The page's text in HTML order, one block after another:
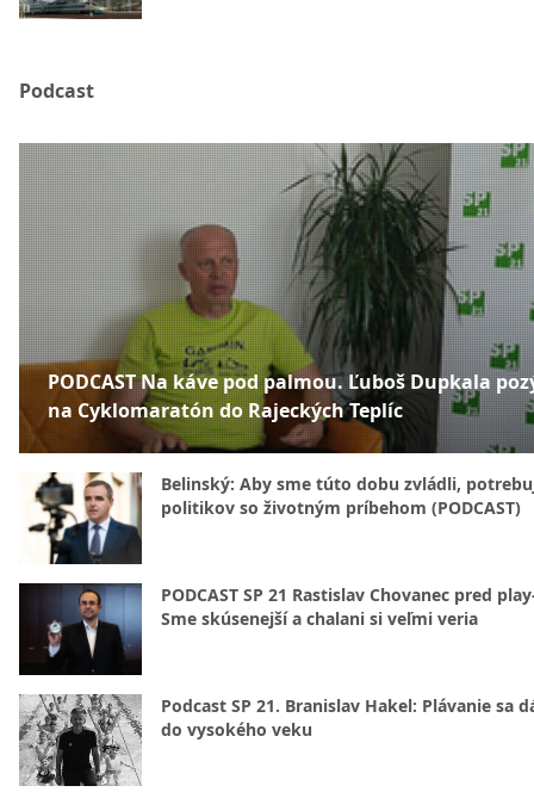
Podcast
PODCAST Na káve pod palmou. Ľuboš Dupkala
na Cyklomaratón do Rajeckých Teplíc
Belinský: Aby sme túto dobu zvládli,
politikov so životným príbehom (PODCAST)
PODCAST SP 21 Rastislav Chovanec pred
Sme skúsenejší a chalani si veľmi veria
Podcast SP 21. Branislav Hakel: Plávanie sa
do vysokého veku